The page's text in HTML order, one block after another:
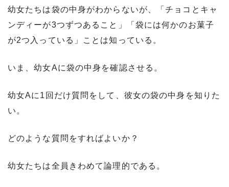
幼女たちは袋の中身がわからないが、「チョコとキャ
ンディーが3つずつあること」「袋には何かのお菓子
が2つ入っている」ことは知っている。
いま、幼女Aに袋の中身を確認させる。
幼女Aに1回だけ質問をして、彼女の袋の中身を知りた
い。
どのような質問をすればよいか？
幼女たちは全員きわめて論理的である。